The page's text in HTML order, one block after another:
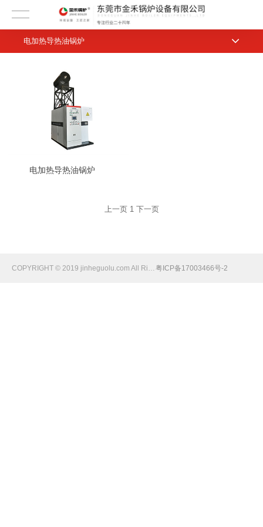
电加热导热油锅炉
上一页 1 下一页
COPYRIGHT © 2019 jinheguolu.com All Rights Reserved粤ICP备17003466号-2
电加热导热油锅炉